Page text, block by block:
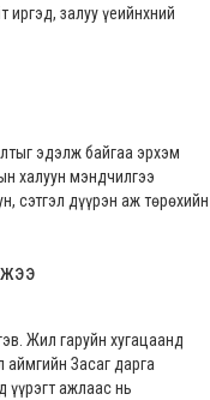
залуу үеийнхний
эдэлж байгаа эрхэм
халуун мэндчилгээ
сэтгэл дүүрэн аж төрөхийн
Жил гаруйн хугацаанд
Засаг дарга
ажлаас нь